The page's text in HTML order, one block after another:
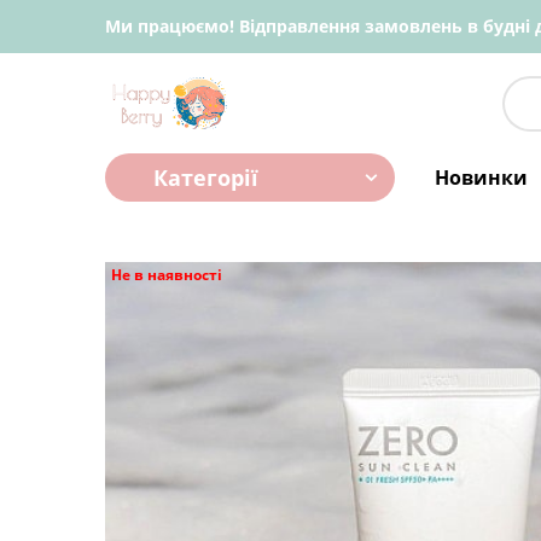
Ми працюємо! Відправлення замовлень в будні
Категорії Новинки
Не в наявності